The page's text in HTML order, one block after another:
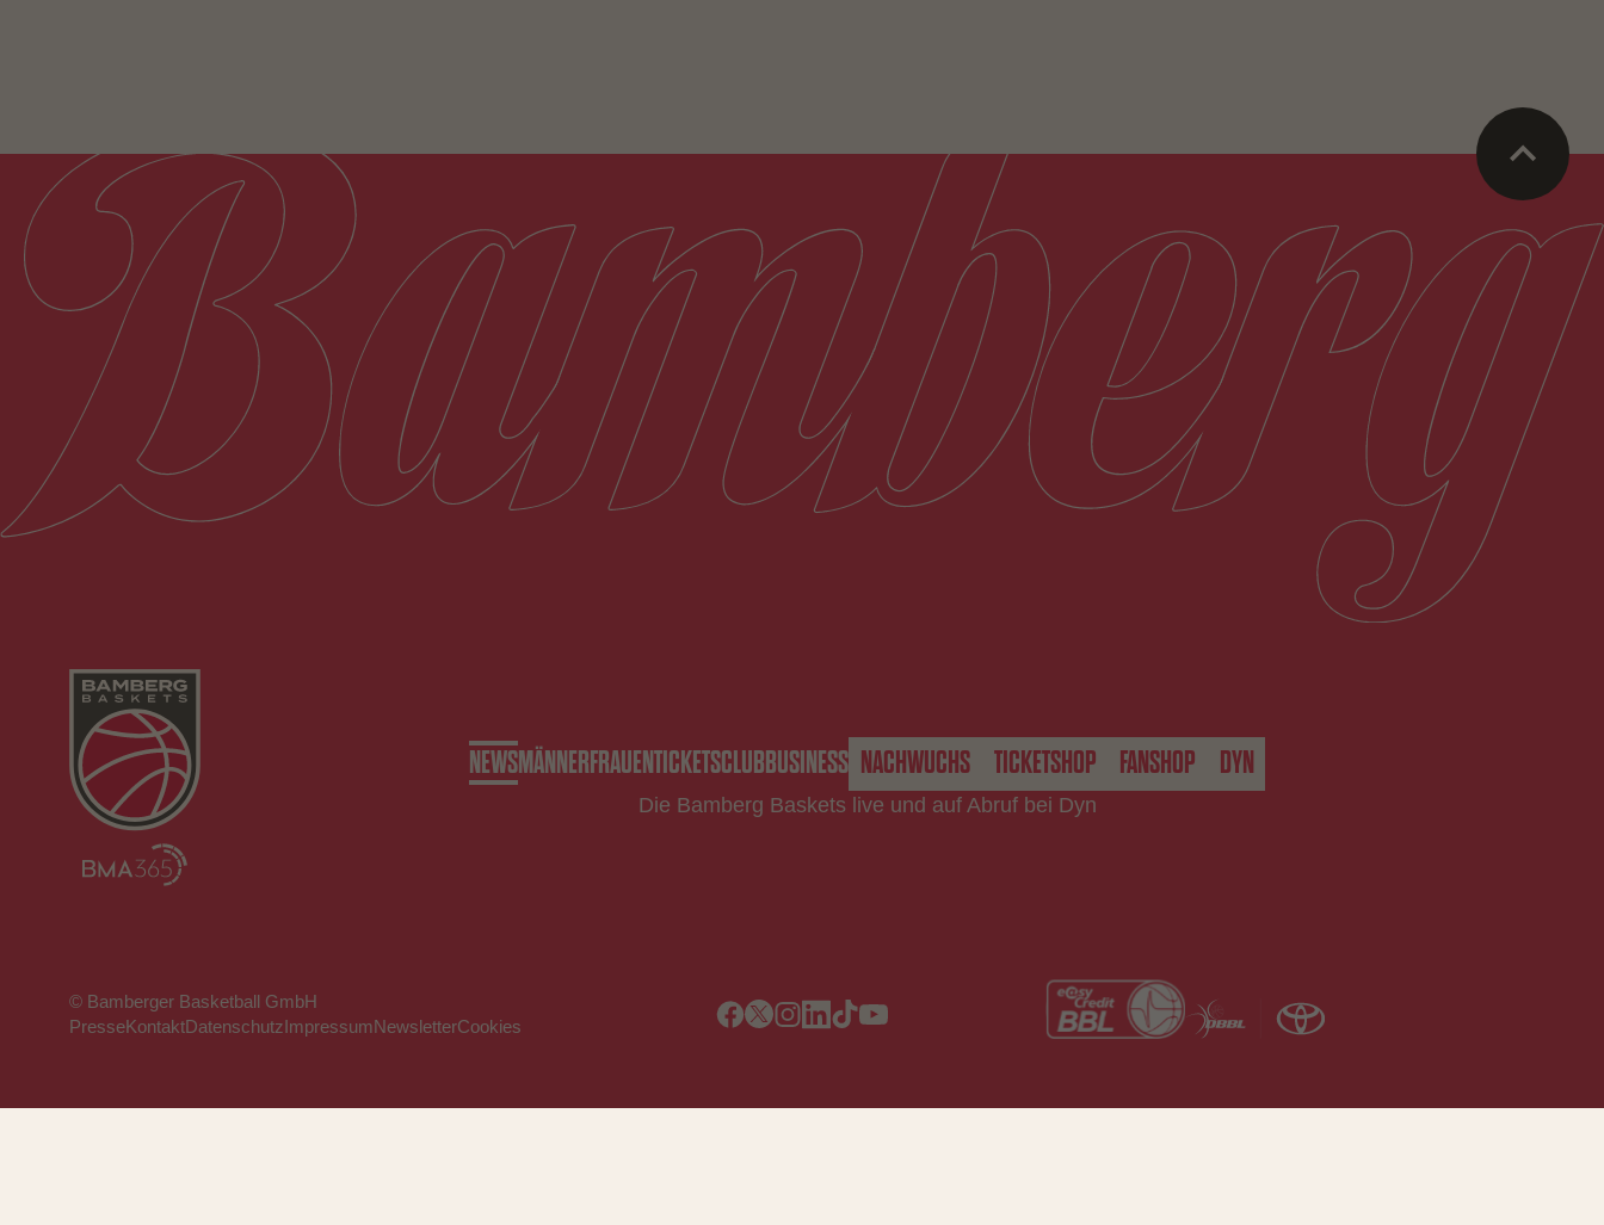
NEWSMÄNNERFRAUENTICKETSCLUBBUSINESS NACHWUCHS TICKETSHOP FANSHOP DYN
Die Bamberg Baskets live und auf Abruf bei Dyn
© Bamberger Basketball GmbH
PresseKontaktDatenschutzImpressumNewsletterCookies